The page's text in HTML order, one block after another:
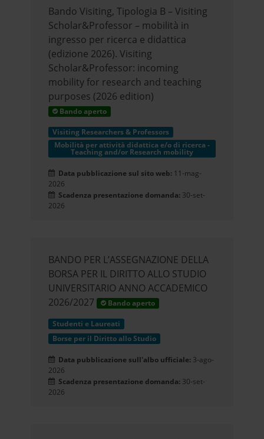
Bando Visiting, Tipologia B – Visiting
Scholar&Professor – mobilità in
ingresso per ricerca e didattica
(edizione 2026). Visiting
Scholar&Professor: incoming
mobility for research and teaching
purposes (2026 edition)
Bando aperto
Visiting Researchers & Professors
Mobilità per attività didattica e/o di ricerca -
Teaching and/or Research mobility
Data pubblicazione sul sito web: 11-mag-
2026
Scadenza presentazione domanda: 30-set-
2026
BANDO PER L’ASSEGNAZIONE DELLA
BORSA PER IL DIRITTO ALLO STUDIO
UNIVERSITARIO ANNO ACCADEMICO
2026/2027
Bando aperto
Studenti e Laureati
Borse per il Diritto allo Studio
Data pubblicazione sull'albo ufficiale: 3-ago-
2026
Scadenza presentazione domanda: 30-set-
2026